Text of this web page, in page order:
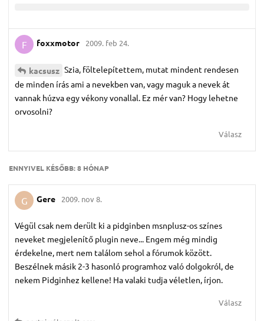
F foxxmotor 2009. feb 24.
kacsusz Szia, föltelepítettem, mutat mindent rendesen
de minden írás ami a nevekben van, vagy maguk a nevek át
vannak húzva egy vékony vonallal. Ez mér van? Hogy lehetne
orvosolni?
Válasz
ENNYIVEL KÉSŐBB:8 HÓNAP
G Gere 2009. nov 8.
Végül csak nem derült ki a pidginben msnplusz-os színes
neveket megjelenítő plugin neve... Engem még mindig
érdekelne, mert nem találom sehol a fórumok között.
Beszélnek másik 2-3 hasonló programhoz való dolgokról, de
nekem Pidginhez kellene! Ha valaki tudja véletlen, írjon.
Válasz